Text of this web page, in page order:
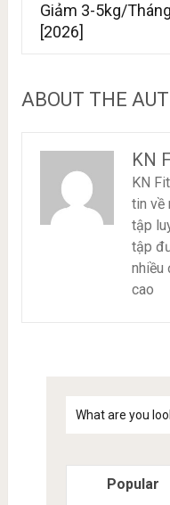
Giảm 3-5kg/Tháng
[2026]
ABOUT THE
KN
KN
tin về
tập
tập
nhiều
cao
kiem
Popular